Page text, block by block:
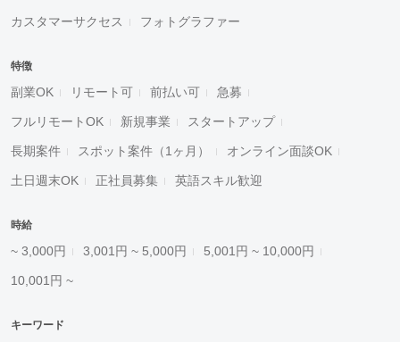
カスタマーサクセス フォトグラファー
特徴
副業OK リモート可 前払い可 急募
フルリモートOK 新規事業 スタートアップ
長期案件 スポット案件（1ヶ月） オンライン面談OK
土日週末OK 正社員募集 英語スキル歓迎
時給
~ 3,000円 3,001円 ~ 5,000円 5,001円 ~ 10,000円
10,001円 ~
キーワード